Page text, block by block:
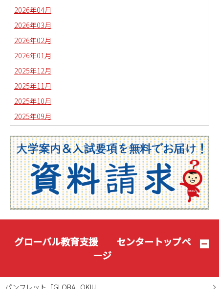
2026年04月
2026年03月
2026年02月
2026年01月
2025年12月
2025年11月
2025年10月
2025年09月
2025年07月
2025年06月
2025年05月
2025年04月
2025年03月
2025年02月
2025年01月
2024年10月
グローバル教育支援 センタートップペ
ージ
パンフレット「GLOBAL OKIU」